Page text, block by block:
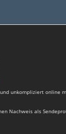
unkompliziert online
Nachweis als